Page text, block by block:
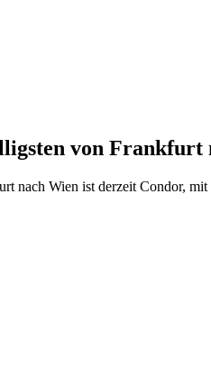
von Frankfurt
nach Wien ist derzeit Condor,